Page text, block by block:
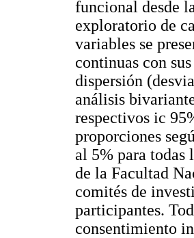
funcional desde
exploratorio de
variables se
continuas con
dispersión
análisis
respectivos ic
proporciones
al 5% para todas
de la Facultad
comités de
participantes.
consentimiento